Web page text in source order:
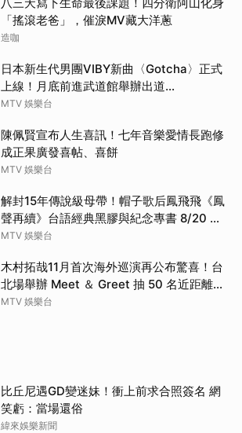
「搖滾老爸」，催淚MV藏大洋蔥
造咖
日本新生代男團VIBY新曲〈Gotcha〉正式
上線！月底前進武道館舉辦出道
SHOWCASE
MTV 娛樂台
陳佩賢宣布人生喜訊！七年音樂愛情長跑修
成正果廣發喜帖、喜餅
MTV 娛樂台
解封15年傳說級母帶！帽子歌后鳳飛飛《鳳
聲再續》台語經典黑膠與紀念專書 8/20 珍
藏預購
MTV 娛樂台
木村拓哉11月首次海外巡演再公布驚喜！台
北場舉辦 Meet ＆ Greet 抽 50 名近距離互
動
MTV 娛樂台
比丘尼遇GD變迷妹！衝上前求合照簽名 網
笑虧：當場還俗
緯來娛樂新聞